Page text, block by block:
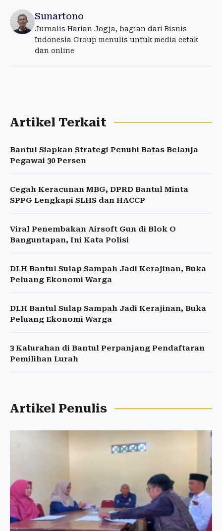
Sunartono
Jurnalis Harian Jogja, bagian dari Bisnis
Indonesia Group menulis untuk media cetak
dan online
Artikel Terkait
Bantul Siapkan Strategi Penuhi Batas Belanja
Pegawai 30 Persen
Cegah Keracunan MBG, DPRD Bantul Minta
SPPG Lengkapi SLHS dan HACCP
Viral Penembakan Airsoft Gun di Blok O
Banguntapan, Ini Kata Polisi
DLH Bantul Sulap Sampah Jadi Kerajinan, Buka
Peluang Ekonomi Warga
DLH Bantul Sulap Sampah Jadi Kerajinan, Buka
Peluang Ekonomi Warga
3 Kalurahan di Bantul Perpanjang Pendaftaran
Pemilihan Lurah
Artikel Penulis